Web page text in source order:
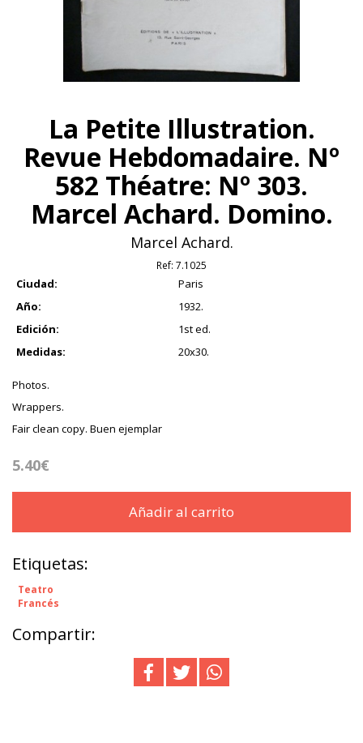
La Petite Illustration.
Revue Hebdomadaire. Nº
582 Théatre: Nº 303.
Marcel Achard. Domino.
Marcel Achard.
Ref: 7.1025
Ciudad:
Paris
Año:
1932.
Edición:
1st ed.
Medidas:
20x30.
Photos.
Wrappers.
Fair clean copy. Buen ejemplar
5.40€
Añadir al carrito
Etiquetas:
Teatro
Francés
Compartir: